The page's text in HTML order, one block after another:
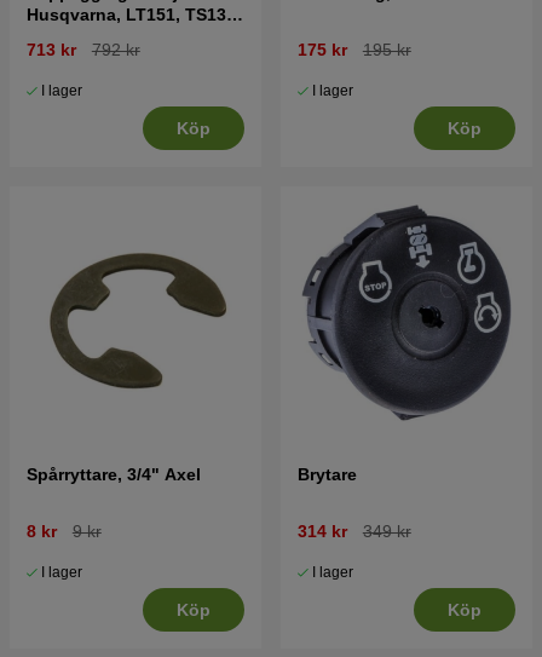
Husqvarna, LT151, TS138,
713 kr 792 kr
I lager
Köp
175 kr 195 kr
I lager
Köp
Spårryttare, 3/4" Axel
8 kr 9 kr
I lager
Köp
Brytare
314 kr 349 kr
I lager
Köp